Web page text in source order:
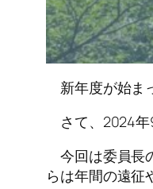
新年度が始ま
さて、2024年
今回は委員長
らは年間の遠征